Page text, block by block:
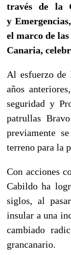
través de la
y
el marco de
Canaria,
Al esfuerzo de
años
seguridad y
patrullas
previamente
terreno para la
Con acciones
Cabildo ha
siglos, al
insular a una
cambiado
grancanario.